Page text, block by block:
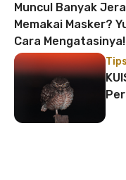
Muncul Banyak
Memakai Masker?
Cara Mengatasinya!